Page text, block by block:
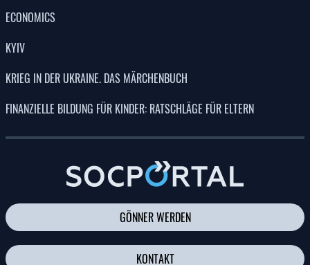
POLITIK
ECONOMICS
KYIV
KRIEG IN DER UKRAINE. DAS MÄRCHENBUCH
FINANZIELLE BILDUNG FÜR KINDER: RATSCHLÄGE FÜR ELTERN
GÖNNER WERDEN